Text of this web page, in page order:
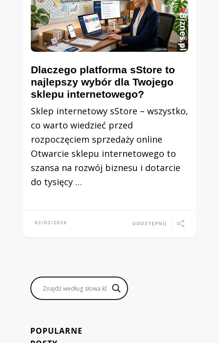
Dlaczego platforma sStore to
najlepszy wybór dla Twojego
sklepu internetowego?
Sklep internetowy sStore – wszystko,
co warto wiedzieć przed
rozpoczęciem sprzedaży online
Otwarcie sklepu internetowego to
szansa na rozwój biznesu i dotarcie
do tysięcy …
02/02/2026 UDOSTĘPNIJ
POPULARNE